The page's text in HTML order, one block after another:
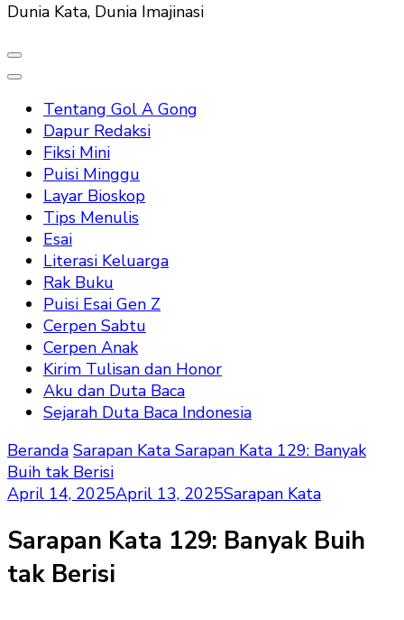
Dunia Kata, Dunia Imajinasi
Tentang Gol A Gong
Dapur Redaksi
Fiksi Mini
Puisi Minggu
Layar Bioskop
Tips Menulis
Esai
Literasi Keluarga
Rak Buku
Puisi Esai Gen Z
Cerpen Sabtu
Cerpen Anak
Kirim Tulisan dan Honor
Aku dan Duta Baca
Sejarah Duta Baca Indonesia
Beranda Sarapan Kata Sarapan Kata 129: Banyak
Buih tak Berisi
April 14, 2025April 13, 2025Sarapan Kata
Sarapan Kata 129: Banyak Buih
tak Berisi